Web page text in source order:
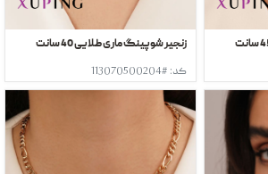
زنجیر شوپینگ ماری طلایی 40 سانت
کد: #113070500204